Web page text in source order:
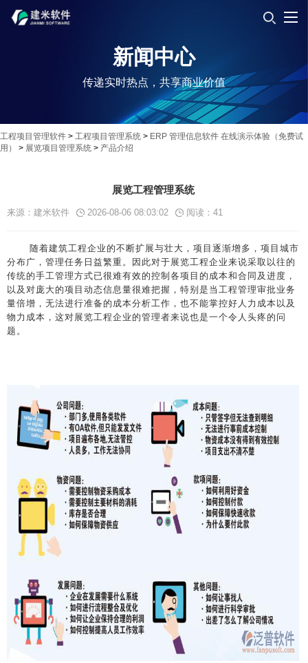
新闻中心
传递实时热点，共享商业价值
工程项目管理软件 > 工程项目管理系统 > ERP 管理信息软件 在线演示体验（免费试
用）
> 展览项目管理系统 > 产品介绍
展览工程管理系统
来源：建米软件 2026-08-06 08:03:02 阅读： 41
随着建筑工程企业的不断扩展与壮大，项目逐渐增多，项目城市
分布广，管理任务日益繁重。因此对于展览工程企业来说采取以往的
传统的手工管理方式已很难有效的控制各项目的成本和合同及进度，
以及对庞大的项目动态信息量很难把握，特别是当工程管理审批业务
量倍增，无法进行准备的成本分析工作，也不能掌控好人力成本以及
物力成本，这对展览工程企业的管理者来说也是一个令人头疼的问
题。